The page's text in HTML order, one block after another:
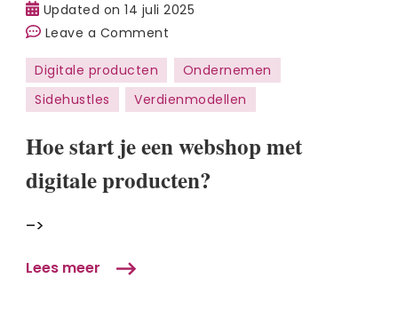
Updated on14 juli 2025
Leave a Comment
Hoe
start
je
webshop
met
digitale
Digitale producten
Ondernemen
Sidehustles
Verdienmodellen
Hoe start je een webshop met
digitale producten?
–>
Lees meer